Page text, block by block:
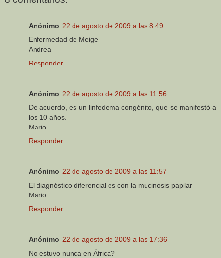
Anónimo 22 de agosto de 2009 a las 8:49
Enfermedad de Meige
Andrea
Responder
Anónimo 22 de agosto de 2009 a las 11:56
De acuerdo, es un linfedema congénito, que se manifestó a
los 10 años.
Mario
Responder
Anónimo 22 de agosto de 2009 a las 11:57
El diagnóstico diferencial es con la mucinosis papilar
Mario
Responder
Anónimo 22 de agosto de 2009 a las 17:36
No estuvo nunca en África?